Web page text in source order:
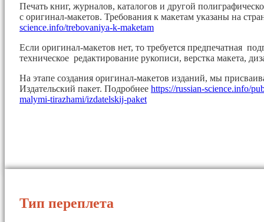
Печать книг, журналов, каталогов и другой
с оригинал-макетов. Требования к макетам указаны на
science.info/trebovaniya-k-maketam
Если оригинал-макетов нет, то требуется предпечатная
техническое редактирование рукописи, верстка макета,
На этапе создания оригинал-макетов изданий, мы
Издательский пакет. Подробнее https://russian-science.info/
malymi-tirazhami/izdatelskij-paket
Тип переплета